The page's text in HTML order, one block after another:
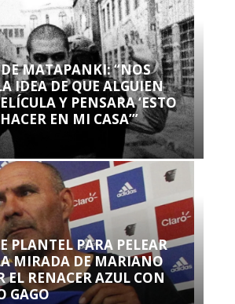
MATAPANKI: “NOS
IDEA DE QUE ALGUIEN
Y PENSARA ‘ESTO
EN MI CASA’”
PLANTEL PARA PELEAR
MIRADA DE MARIANO
EL RENACER AZUL CON
GAGO